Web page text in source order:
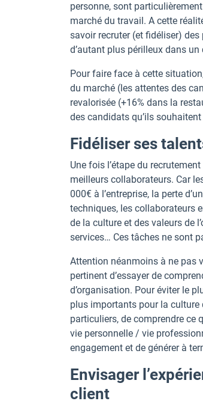
personne, sont
marché du travail. A cette
savoir recruter (et fidéliser)
d’autant plus périlleux dans
Pour faire face à cette
du marché (les attentes des
revalorisée (+16% dans la
des candidats qu’ils
Fidéliser ses
Une fois l’étape du
meilleurs collaborateurs. Car
000€ à l’entreprise, la perte
techniques, les collaborateurs
de la culture et des valeurs de
services… Ces tâches ne sont
Attention néanmoins à ne pas
pertinent d’essayer de
d’organisation. Pour éviter le
plus importants pour la culture
particuliers, de comprendre ce
vie personnelle / vie
engagement et de générer à
Envisager
client